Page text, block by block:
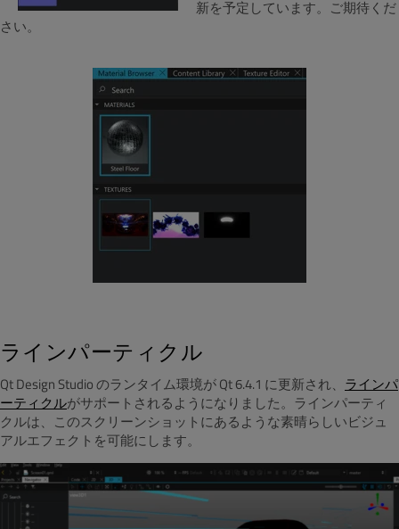
新を予定しています。ご期待くだ
さい。
ラインパーティクル
Qt Design Studio のランタイム環境が Qt 6.4.1 に更新され、 ラインパ
ーティクルがサポートされるようになりました。ラインパーティ
クルは、このスクリーンショットにあるような素晴らしいビジュ
アルエフェクトを可能にします。